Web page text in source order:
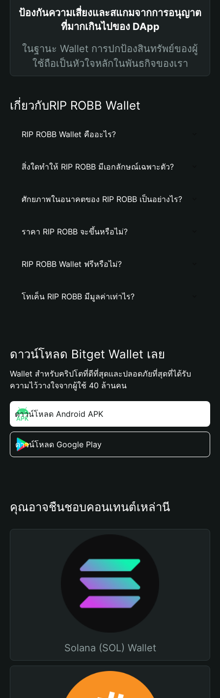
ป้องกันความเสี่ยงและสแกมจากการอนุญาต
ที่มากเกินไปของ DApp
ในฐานะ Wallet การปกป้องสินทรัพย์ของผู้
ใช้ถือเป็นหัวใจหลักในพันธกิจของเรา
เกี่ยวกับRIP ROBB Wallet
RIP ROBB Wallet คืออะไร?
สิ่งใดทำให้ RIP ROBB มีเอกลักษณ์เฉพาะตัว?
ศักยภาพในอนาคตของ RIP ROBB เป็นอย่างไร?
ราคา RIP ROBB จะขึ้นหรือไม่?
RIP ROBB Wallet ฟรีหรือไม่?
โทเค็น RIP ROBB มีมูลค่าเท่าไร?
ดาวน์โหลด Bitget Wallet เลย
Wallet สำหรับคริปโตที่ดีที่สุดและปลอดภัยที่สุดที่ได้รับ
ความไว้วางใจจากผู้ใช้ 40 ล้านคน
ดาวน์โหลด Android APK
ดาวน์โหลด Google Play
คุณอาจชื่นชอบคอนเทนต์เหล่านี้
Solana (SOL) Wallet